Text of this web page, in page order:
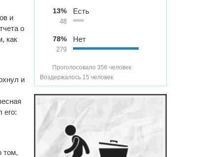
и
о
как
и
его:
том,
13%
48
Есть
78%
279
Нет
Проголосовало 356 человек
Воздержалось 15 человек